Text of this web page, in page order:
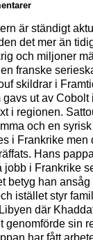
är ständigt
det mer än
och miljoner
franske
skildrar i
gavs ut av Cobolt
i regionen.
och en
i Frankrike men
Hans
jobb i Frankrike
betyg han
istället styr
där
genomförde sin
har fått